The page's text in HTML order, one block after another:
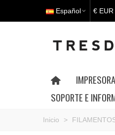
Español € EUR
SOPORTE E
Inicio >